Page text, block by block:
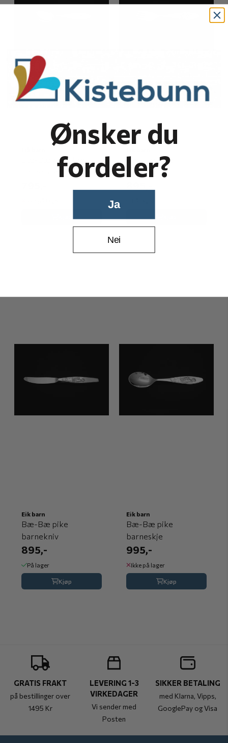
Bæ-Bæ gutt liten
Bæ-Bæ pike
barnegaffel
Eik barn
Bæ-Bæ pike
barnekniv
895,-
På lager
Kjøp
Eik barn
Bæ-Bæ pike
barneskje
995,-
Ikke på lager
Kjøp
GRATIS FRAKT
på bestillinger over
1495 Kr
LEVERING 1-3
VIRKEDAGER
Vi sender med
Posten
SIKKER BETALING
med Klarna, Vipps,
GooglePay og Visa
Ønsker du
fordeler?
Ja
Nei